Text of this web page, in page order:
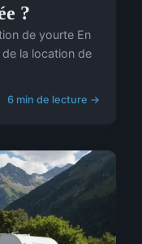
?
de yourte En
la location de
6 min de lecture →